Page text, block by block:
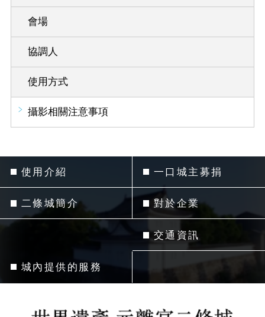
會場
協調人
使用方式
攝影相關注意事項
使用介紹
二條城簡介
城內提供的服務
一口城主募捐
對於企業
交通資訊